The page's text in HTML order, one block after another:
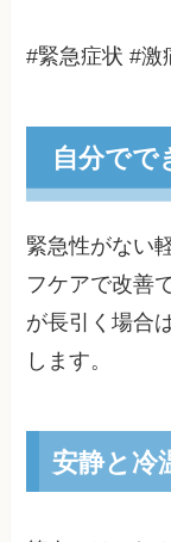
#緊急症状 #激
自分で
緊急性がない
フケアで改善
が長引く場合
します。
安静と冷